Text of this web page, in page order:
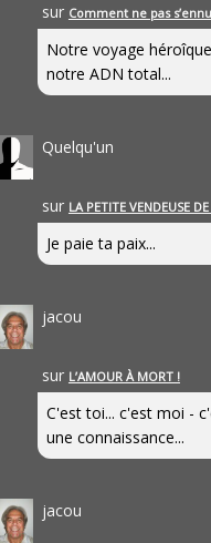
sur Comment ne pas
Notre voyage
notre ADN total...
Quelqu'un
sur LA PETITE VENDEUSE
Je paie ta paix...
jacou
sur L’AMOUR À MORT !
C'est toi... c'est moi -
une connaissance...
jacou